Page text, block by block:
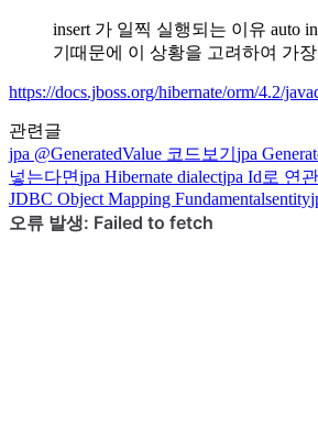
insert 가 일찍 실행되는 이유 auto
기때문에 이 상황을 고려하여 가
https://docs.jboss.org/hibernate/orm/4.2/
관련글
jpa @GeneratedValue 코드보기 jpa
넣는다면jpa Hibernate dialectjpa Id로 연
JDBC Object Mapping Fundamentalsentity